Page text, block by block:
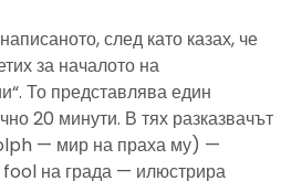
след като казах, че
за началото на
То представлява един
20 минути. В тях разказвачът
— мир на праха му) —
на града — илюстрира